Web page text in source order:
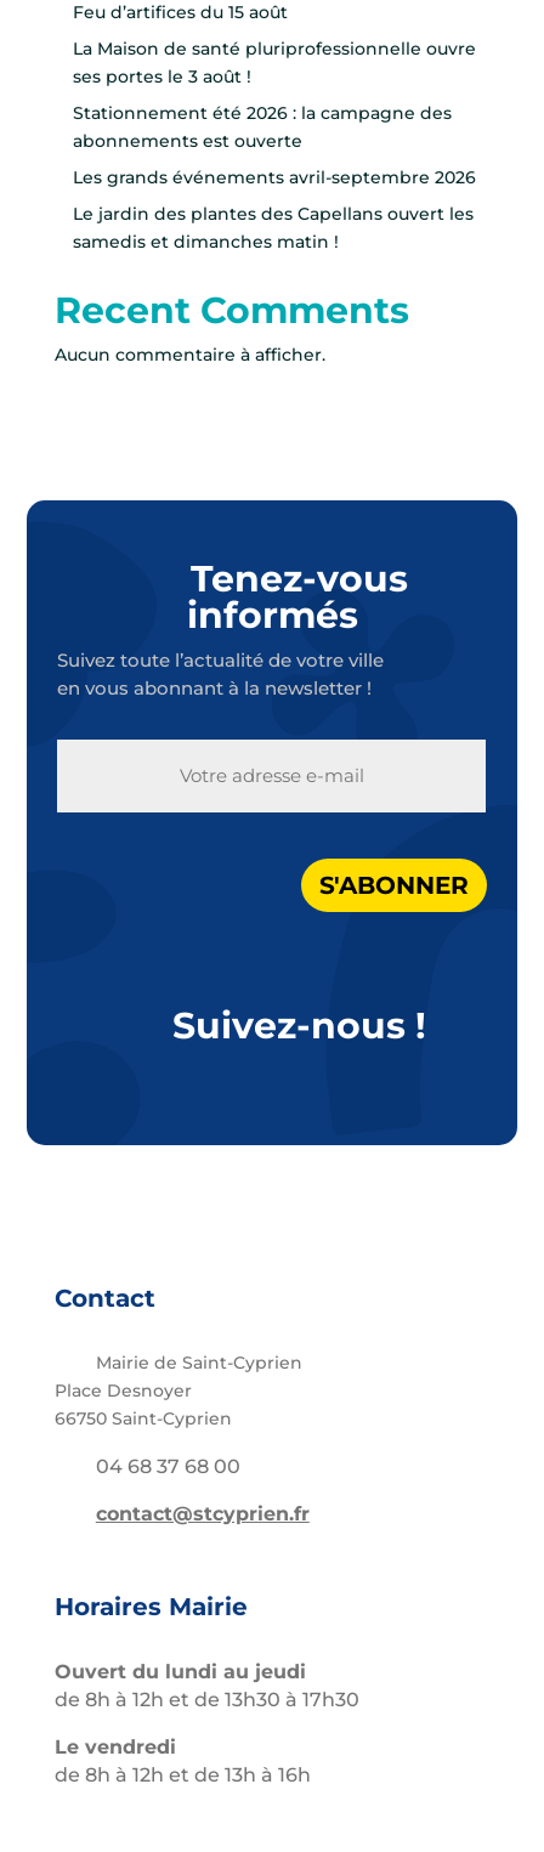
Feu d’artifices du 15 août
La Maison de santé pluriprofessionnelle ouvre
ses portes le 3 août !
Stationnement été 2026 : la campagne des
abonnements est ouverte
Les grands événements avril-septembre 2026
Le jardin des plantes des Capellans ouvert les
samedis et dimanches matin !
Recent Comments
Aucun commentaire à afficher.
Tenez-vous
informés
Suivez toute l’actualité de votre ville
en vous abonnant à la newsletter !
S'ABONNER
Suivez-nous !
Contact
Mairie de Saint-Cyprien
Place Desnoyer
66750 Saint-Cyprien
04 68 37 68 00
contact@stcyprien.fr
Horaires Mairie
Ouvert du lundi au jeudi
de 8h à 12h et de 13h30 à 17h30
Le vendredi
de 8h à 12h et de 13h à 16h